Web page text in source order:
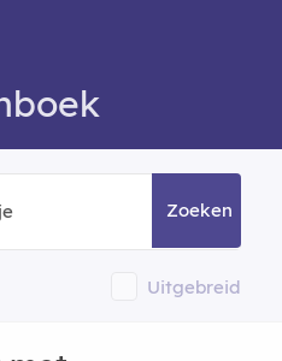
Zoeken
Uitgebreid